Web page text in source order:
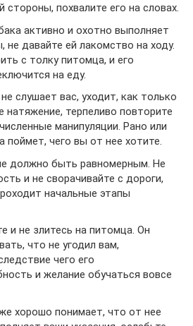
стороны, похвалите его на словах.
активно и охотно выполняет
не давайте ей лакомство на ходу.
с толку питомца, и его
на еду.
слушает вас, уходит, как только
натяжение, терпеливо повторите
манипуляции. Рано или
поймет, чего вы от нее хотите.
должно быть равномерным. Не
и не сворачивайте с дороги,
начальные этапы
и не злитесь на питомца. Он
что не угодил вам,
чего его
и желание обучаться вовсе
хорошо понимает, что от нее